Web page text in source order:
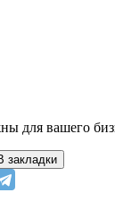
для вашего
закладки